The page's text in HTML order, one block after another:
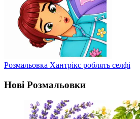
Розмальовка Хантрікс роблять селфі
Нові Розмальовки